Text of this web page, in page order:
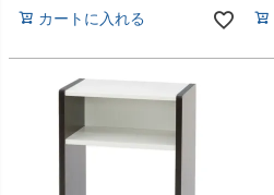
カートに入れる